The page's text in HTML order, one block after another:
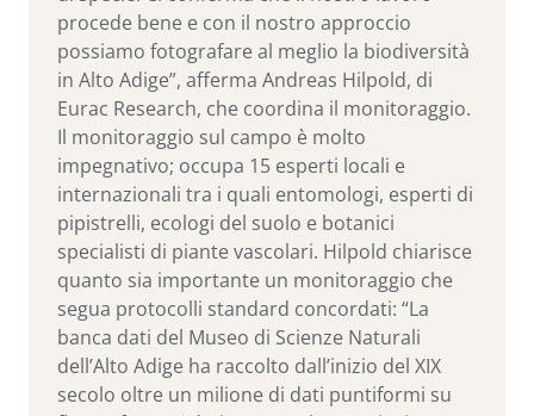
procede bene e con il nostro approccio
possiamo fotografare al meglio la biodiversità
in Alto Adige”, afferma Andreas Hilpold, di
Eurac Research, che coordina il monitoraggio.
Il monitoraggio sul campo è molto
impegnativo; occupa 15 esperti locali e
internazionali tra i quali entomologi, esperti di
pipistrelli, ecologi del suolo e botanici
specialisti di piante vascolari. Hilpold chiarisce
quanto sia importante un monitoraggio che
segua protocolli standard concordati: “La
banca dati del Museo di Scienze Naturali
dell’Alto Adige ha raccolto dall’inizio del XIX
secolo oltre un milione di dati puntiformi su